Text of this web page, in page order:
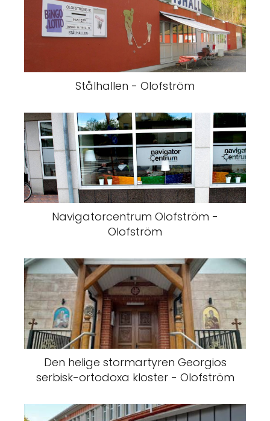
Stålhallen - Olofström
Navigatorcentrum Olofström -
Olofström
Den helige stormartyren Georgios
serbisk-ortodoxa kloster - Olofström